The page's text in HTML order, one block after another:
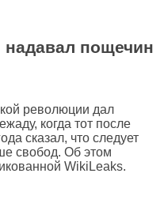
пощечин
революции дал
когда тот после
сказал, что следует
свобод. Об этом
WikiLeaks.